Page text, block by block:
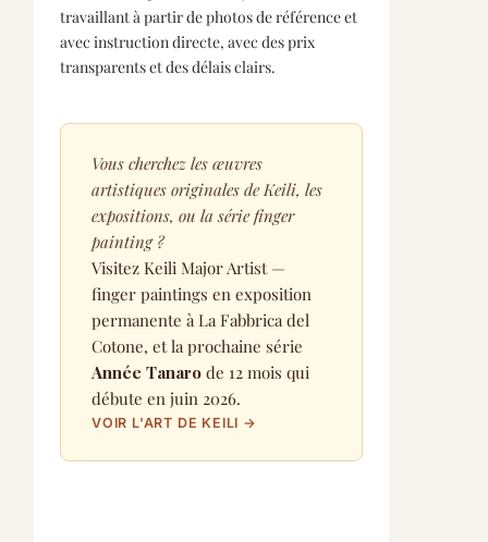
travaillant à partir de photos de référence et
avec instruction directe, avec des prix
transparents et des délais clairs.
Vous cherchez les œuvres
artistiques originales de Keili, les
expositions, ou la série finger
painting ?
Visitez Keili Major Artist —
finger paintings en exposition
permanente à La Fabbrica del
Cotone, et la prochaine série
Année Tanaro de 12 mois qui
débute en juin 2026.
VOIR L'ART DE KEILI →